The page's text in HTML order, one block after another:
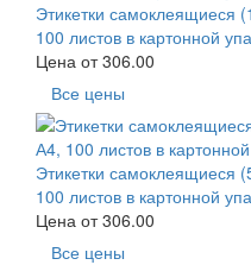
Этикетки самоклеящиеся
100 листов в картонной
Цена от306.00
Все цены
Этикетки самоклеящиеся
100 листов в картонной
Цена от306.00
Все цены